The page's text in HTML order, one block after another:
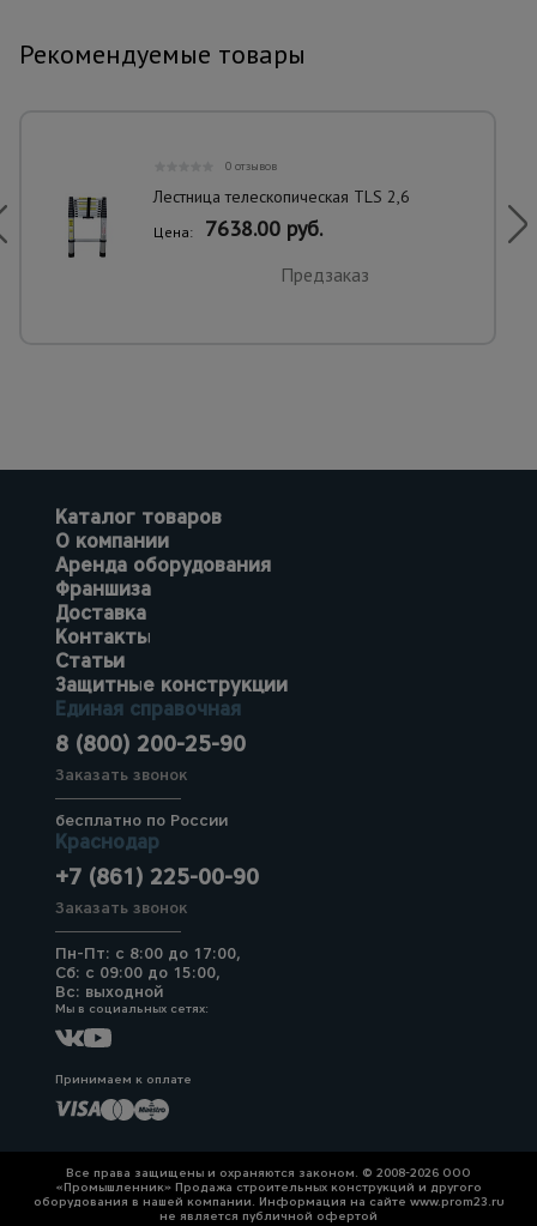
Рекомендуемые товары
0 отзывов
Лестница телескопическая TLS 2,6
Цена: 7638.00 руб.
Предзаказ
Каталог товаров
О компании
Аренда оборудования
Франшиза
Доставка
Контакты
Статьи
Защитные конструкции
Единая справочная
8 (800) 200-25-90
Заказать звонок
бесплатно по России
Краснодар
+7 (861) 225-00-90
Заказать звонок
Пн-Пт: с 8:00 до 17:00,
Сб: с 09:00 до 15:00,
Вс: выходной
Мы в социальных сетях:
Принимаем к оплате
Все права защищены и охраняются законом. © 2008-2026 ООО
«Промышленник» Продажа строительных конструкций и другого
оборудования в нашей компании. Информация на сайте www.prom23.ru
не является публичной офертой